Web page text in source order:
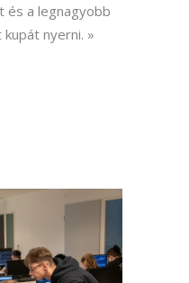
és a legnagyobb
nyerni.